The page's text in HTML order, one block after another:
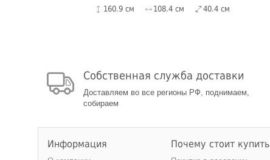
160.9 см 108.4 см 40.4 см
Собственная служба доставки
Доставляем во все регионы РФ, поднимаем,
собираем
Информация Почему стоит купить